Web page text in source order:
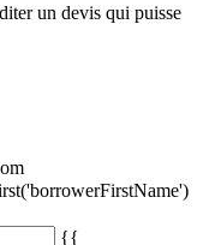
un devis qui puisse
{{